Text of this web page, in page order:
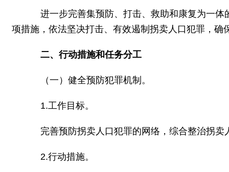
进一步完善集预防、打击、救助和康复为一体
项措施，依法坚决打击、有效遏制拐卖人口犯罪，
二、行动措施和任务分工
（一）健全预防犯罪机制。
1.工作目标。
完善预防拐卖人口犯罪的网络，综合整治拐卖
2.行动措施。